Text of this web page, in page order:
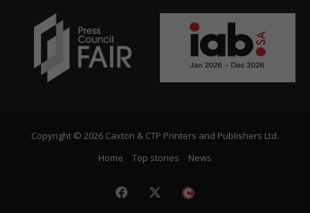
Copyright © 2026 Caxton & CTP Printers and Publishers Ltd.
Home
Top stories News
Facebook